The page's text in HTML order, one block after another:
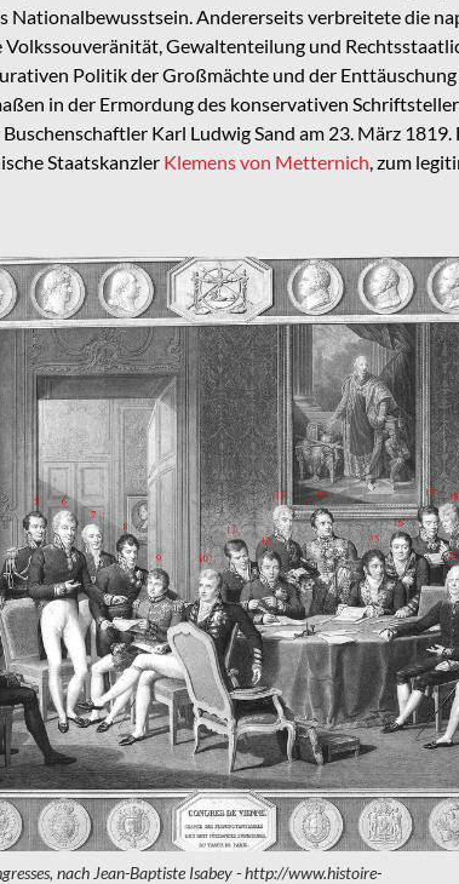
Nationalbewusstsein. Andererseits verbreitete die
Gewaltenteilung und
Politik der Großmächte und der
in der Ermordung des konservativen
Karl Ludwig Sand am 23. März
Staatskanzler Klemens von Metternich, zum
nach Jean-Baptiste Isabey - http://www.histoire-